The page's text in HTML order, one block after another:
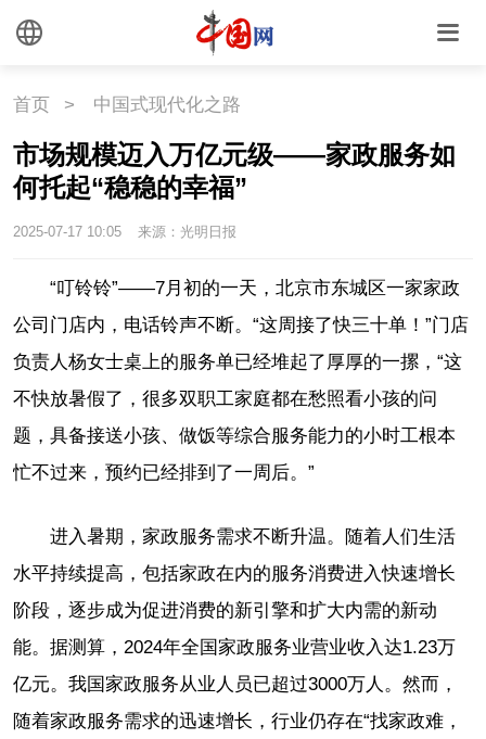
首页 > 中国式现代化之路
市场规模迈入万亿元级——家政服务如
何托起“稳稳的幸福”
2025-07-17 10:05 来源：光明日报
“叮铃铃”——7月初的一天，北京市东城区一家家政
公司门店内，电话铃声不断。“这周接了快三十单！”门店
负责人杨女士桌上的服务单已经堆起了厚厚的一摞，“这
不快放暑假了，很多双职工家庭都在愁照看小孩的问
题，具备接送小孩、做饭等综合服务能力的小时工根本
忙不过来，预约已经排到了一周后。”
进入暑期，家政服务需求不断升温。随着人们生活
水平持续提高，包括家政在内的服务消费进入快速增长
阶段，逐步成为促进消费的新引擎和扩大内需的新动
能。据测算，2024年全国家政服务业营业收入达1.23万
亿元。我国家政服务从业人员已超过3000万人。然而，
随着家政服务需求的迅速增长，行业仍存在“找家政难，